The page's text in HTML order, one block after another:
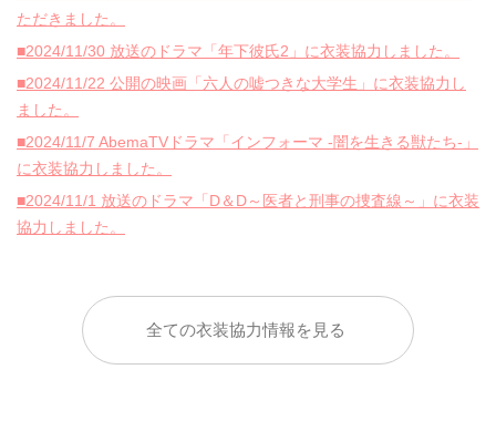
ただきました。
■2024/11/30 放送のドラマ「年下彼氏2」に衣装協力しました。
■2024/11/22 公開の映画「六人の嘘つきな大学生」に衣装協力し
ました。
■2024/11/7 AbemaTVドラマ「インフォーマ -闇を生きる獣たち-」
に衣装協力しました。
■2024/11/1 放送のドラマ「D＆D～医者と刑事の捜査線～」に衣装
協力しました。
全ての衣装協力情報を見る